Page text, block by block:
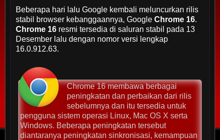
Beberapa hari lalu Google kembali meluncurkan rilis
stabil browser kebanggaannya, GoogleChrome 16.
Chrome 16 resmi tersedia di saluran stabil pada 13
Desember lalu dengan nomor versi lengkap
16.0.912.63.
Chrome 16 membawa berbagai
peningkatan dan perbaikan dari rilis
sebelumnya dan itu tersedia untuk
pengguna sistem operasi Linux, Mac OS X serta
Windows. Beberapa peningkatan tersebut
diantaranya peningkatan sinkronisasi, kemampuan